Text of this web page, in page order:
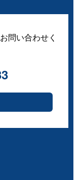
問い合わせく